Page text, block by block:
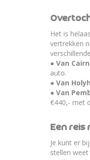
Het is
vertrekken
● Van
auto.
● Van
● Van
€440,- met
Een reis
Je kunt er
stellen